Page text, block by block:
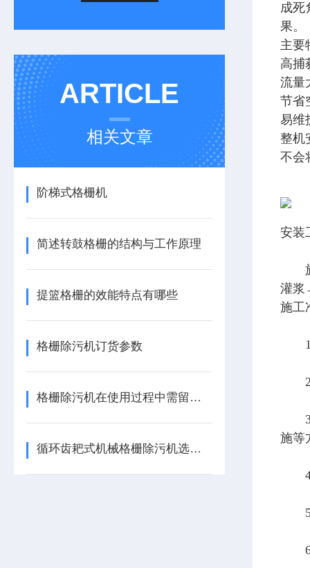
ARTICLE
相关文章
阶梯式格栅机
简述转鼓格栅的结构与工作原理
提篮格栅的效能特点有哪些
格栅除污机订货参数
格栅除污机在使用过程中需留意这些细节
循环齿耙式机械格栅除污机选型方案
成死
果。
主要
高捕
流量
节省
易维
整机
不会
安装
施
灌浆
施工
1
2）
3）
施等
4
5
6